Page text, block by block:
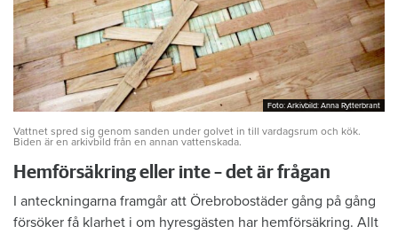
Foto: Arkivbild: Anna Rytterbrant
Foto: Arkivbild: Anna Rytterbrant
Vattnet spred sig genom sanden under golvet in till vardagsrum och kök.
Biden är en arkivbild från en annan vattenskada.
Hemförsäkring eller inte – det är frågan
I anteckningarna framgår att Örebrobostäder gång på gång
försöker få klarhet i om hyresgästen har hemförsäkring. Allt